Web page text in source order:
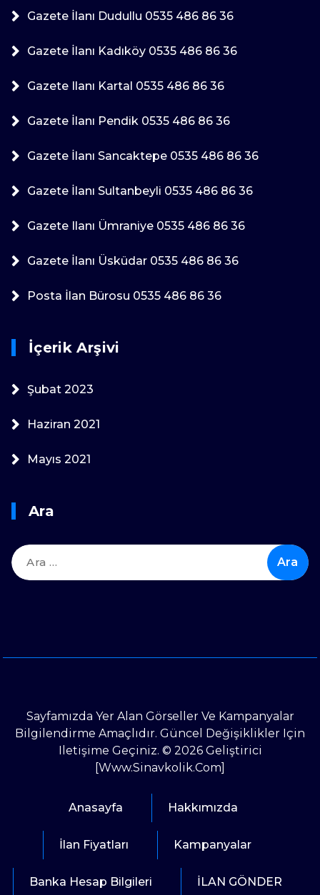
Gazete İlanı Dudullu 0535 486 86 36
Gazete İlanı Kadıköy 0535 486 86 36
Gazete Ilanı Kartal 0535 486 86 36
Gazete İlanı Pendik 0535 486 86 36
Gazete İlanı Sancaktepe 0535 486 86 36
Gazete İlanı Sultanbeyli 0535 486 86 36
Gazete Ilanı Ümraniye 0535 486 86 36
Gazete İlanı Üsküdar 0535 486 86 36
Posta İlan Bürosu 0535 486 86 36
İçerik Arşivi
Şubat 2023
Haziran 2021
Mayıs 2021
Ara
Arama:
Sayfamızda Yer Alan Görseller Ve Kampanyalar
Bilgilendirme Amaçlıdır. Güncel Değişiklikler Için
Iletişime Geçiniz. © 2026 Geliştirici
[www.sinavkolik.com]
Anasayfa Hakkımızda
İlan Fiyatları Kampanyalar
Banka Hesap Bilgileri İLAN GÖNDER